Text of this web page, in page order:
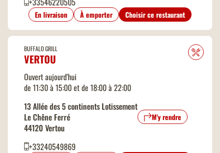
En livraison À emporter Choisir ce restaurant
BUFFALO GRILL
VERTOU
Ouvert aujourd'hui
de 11:30 à 15:00 et de 18:00 à 22:00
13 Allée des 5 continents Lotissement
Le Chêne Ferré
44120 Vertou
M'y rendre
+33240549869